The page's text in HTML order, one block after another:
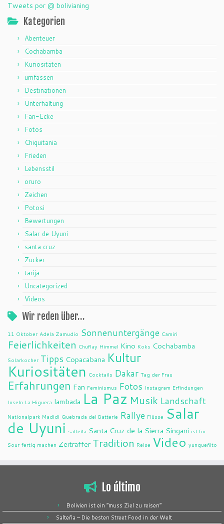
Tweets por @ bolivianing
Kategorien
Abenteuer
Cochabamba
Kuriositäten
umfassen
Destinationen
Unterhaltung
Fan-Ecke
Fotos
Chiquitania
Frieden
Lebensstil
oruro
Zeichen
Potosi
Bewertungen
Salar de Uyuni
santa cruz
Zucker
tarija
Uncategorized
Videos
Wir reden über…
11 Oktober Adela Zamudio Sonnenuntergänge Camiri
Feierlichkeiten Chuflay Himmel Kino Koks Cochabamba
Solarkocher Tipps Copacabana Kultur
Kuriositäten Cocktails Dakar Tag der Frau
Erfahrungen Fan Feminismus Fotos Instagram Erfindungen
Inseln La Higuera lambada La Paz Musik Landschaft
Nationalpark Madidi Quebrada del Batterie Rallye Flüsse Salar
de Uyuni salteña Santa Cruz de la Sierra Singani ist für
Sour fertig machen Zeitraffer Tradition Reise Video yungueñito
Lo último
Bolivien ist ein “muss Ziel zu reisen”
Salteña – Die besten Street Food in der Welt